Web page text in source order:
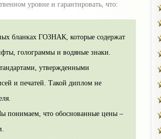
уровне и гарантировать, что:
бланках ГОЗНАК, которые содержат
голограммы и водяные знаки.
утвержденными
и печатей. Такой диплом не
понимаем, что обоснованные цены –